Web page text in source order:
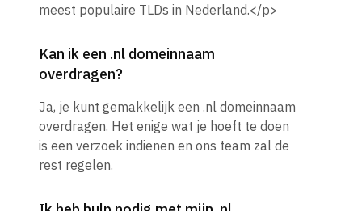
meest populaire TLDs in Nederland.</p>
Kan ik een .nl domeinnaam
overdragen?
Ja, je kunt gemakkelijk een .nl domeinnaam
overdragen. Het enige wat je hoeft te doen
is een verzoek indienen en ons team zal de
rest regelen.